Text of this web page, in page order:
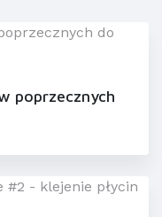
poprzecznych